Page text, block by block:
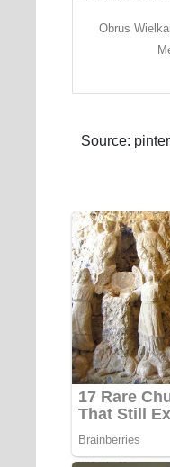
Obrus
Source: